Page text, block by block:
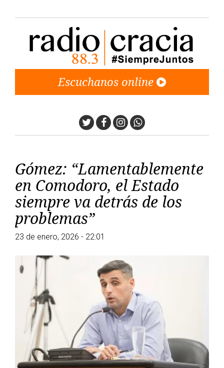
Escuchanos online
TwitterFacebook
Instagram
Whatsapp
Gómez: “Lamentablemente
en Comodoro, el Estado
siempre va detrás de los
problemas”
23 de enero, 2026 - 22:01